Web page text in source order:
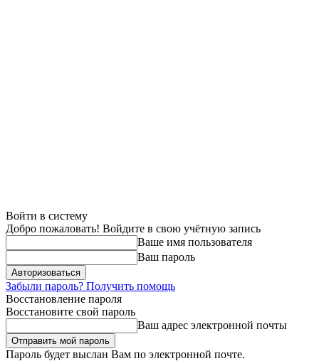
Войти в систему
Добро пожаловать! Войдите в свою учётную запись
Ваше имя пользователя
Ваш пароль
Забыли пароль? Получить помощь
Восстановление пароля
Восстановите свой пароль
Ваш адрес электронной почты
Пароль будет выслан Вам по электронной почте.